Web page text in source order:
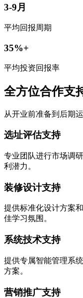
3-9月
平均回报周期
35%+
平均投资回报率
全方位合作支
从开业前准备到后期
选址评估支持
专业团队进行市场调
利潜力。
装修设计支持
提供标准化设计方案
佳学习氛围。
系统技术支持
提供专属智能管理系
方案。
营销推广支持